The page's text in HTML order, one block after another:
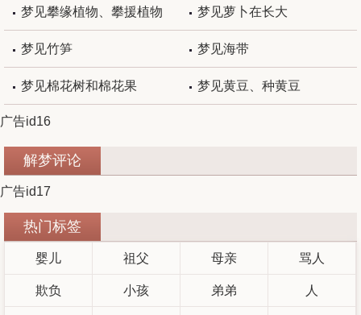
梦见攀缘植物、攀援植物 梦见萝卜在长大
梦见竹笋 梦见海带
梦见棉花树和棉花果 梦见黄豆、种黄豆
广告id16
解梦评论
广告id17
热门标签
婴儿 祖父 母亲 骂人
欺负 小孩 弟弟 人